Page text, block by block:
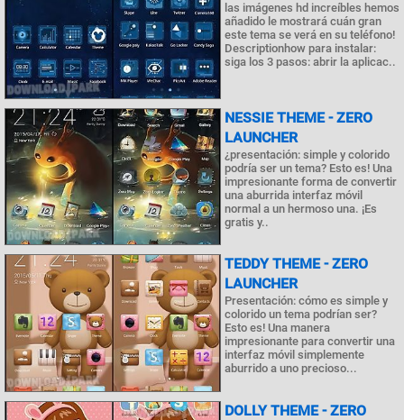
las imágenes hd increíbles hemos
añadido le mostrará cuán gran
este tema se verá en su teléfono!
Descriptionhow para instalar:
siga los 3 pasos: abrir la aplicac..
NESSIE THEME - ZERO
LAUNCHER
¿presentación: simple y colorido
podría ser un tema? Esto es! Una
impresionante forma de convertir
una aburrida interfaz móvil
normal a un hermoso una. ¡Es
gratis y..
TEDDY THEME - ZERO
LAUNCHER
Presentación: cómo es simple y
colorido un tema podrían ser?
Esto es! Una manera
impresionante para convertir una
interfaz móvil simplemente
aburrido a uno precioso...
DOLLY THEME - ZERO